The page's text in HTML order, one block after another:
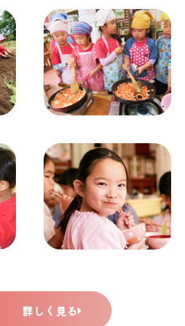
詳しく見る